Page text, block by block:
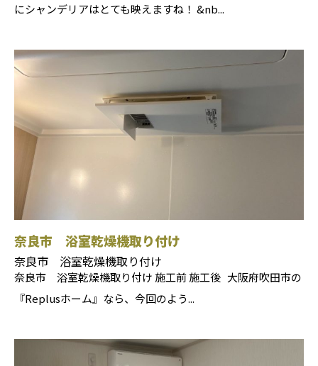
にシャンデリアはとても映えますね！ &nb...
奈良市 浴室乾燥機取り付け
奈良市 浴室乾燥機取り付け
奈良市 浴室乾燥機取り付け 施工前 施工後 大阪府吹田市の
『Replusホーム』なら、今回のよう...